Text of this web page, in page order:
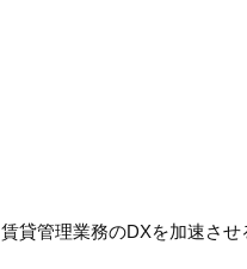
賃貸管理業務のDXを加速さ